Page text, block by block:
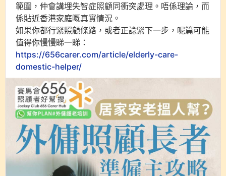
範圍，仲會講埋失智症照顧同衝突處理。唔係理論，而
係貼近香港家庭嘅真實情況。
如果你都行緊照顧條路，或者正諗緊下一步，呢篇可能
值得你慢慢睇一睇：
https://656carer.com/article/elderly-care-
domestic-helper/